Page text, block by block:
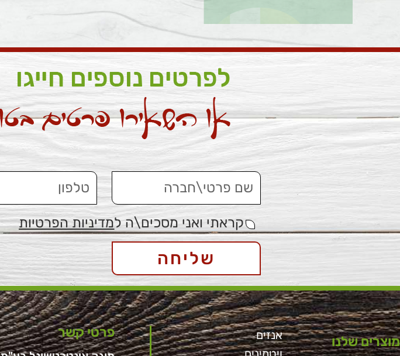
קראתי ואני מסכים\ה למדיניות הפרטיות
שליחה
מוצרים שלנו
אנזים
פרטי קשר